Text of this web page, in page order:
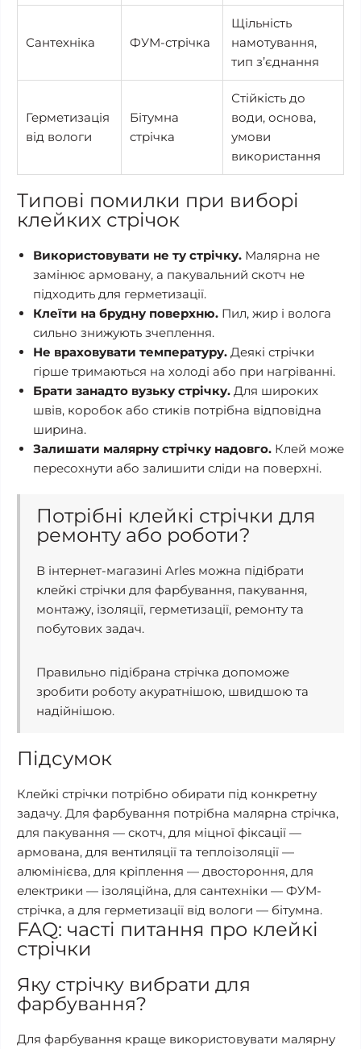
Сантехніка ФУМ-стрічка
Щільність
намотування,
тип з’єднання
Герметизація
від вологи
Бітумна
стрічка
Стійкість до
води, основа,
умови
використання
Типові помилки при виборі
клейких стрічок
Використовувати не ту стрічку. Малярна не
замінює армовану, а пакувальний скотч не
підходить для герметизації.
Клеїти на брудну поверхню. Пил, жир і волога
сильно знижують зчеплення.
Не враховувати температуру. Деякі стрічки
гірше тримаються на холоді або при нагріванні.
Брати занадто вузьку стрічку. Для широких
швів, коробок або стиків потрібна відповідна
ширина.
Залишати малярну стрічку надовго. Клей може
пересохнути або залишити сліди на поверхні.
Потрібні клейкі стрічки для
ремонту або роботи?
В інтернет-магазині Arles можна підібрати
клейкі стрічки для фарбування, пакування,
монтажу, ізоляції, герметизації, ремонту та
побутових задач.
Правильно підібрана стрічка допоможе
зробити роботу акуратнішою, швидшою та
надійнішою.
Підсумок
Клейкі стрічки потрібно обирати під конкретну
задачу. Для фарбування потрібна малярна стрічка,
для пакування — скотч, для міцної фіксації —
армована, для вентиляції та теплоізоляції —
алюмінієва, для кріплення — двостороння, для
електрики — ізоляційна, для сантехніки — ФУМ-
стрічка, а для герметизації від вологи — бітумна.
FAQ: часті питання про клейкі
стрічки
Яку стрічку вибрати для
фарбування?
Для фарбування краще використовувати малярну